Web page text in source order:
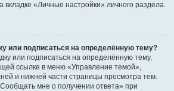
вкладке «Личные настройки» личного раздела.
или подписаться на определённую тему?
или подписаться на определённую тему,
ссылке в меню «Управление темой»,
и нижней части страницы просмотра тем.
мне о получении ответа» при